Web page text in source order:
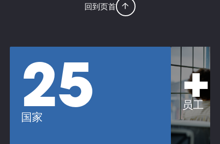
回到页首
25
国家
员工